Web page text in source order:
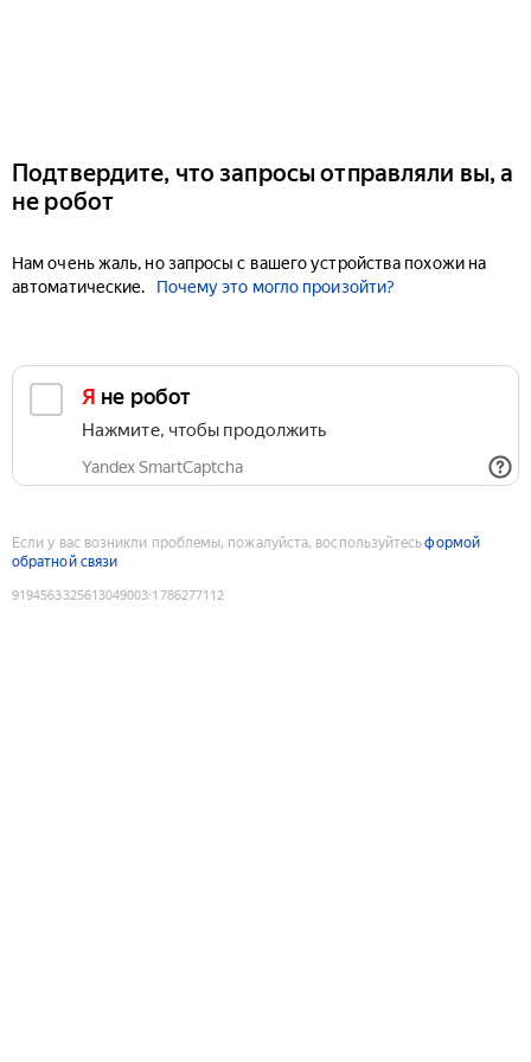
Подтвердите, что запросы отправляли вы, а
не робот
Нам очень жаль, но запросы с вашего устройства похожи на
автоматические.
Почему это могло произойти?
Я не робот
Нажмите, чтобы продолжить
Yandex SmartCaptcha
Если у вас возникли проблемы, пожалуйста, воспользуйтесьформой
обратной связи
9194563325613049003:1786277112